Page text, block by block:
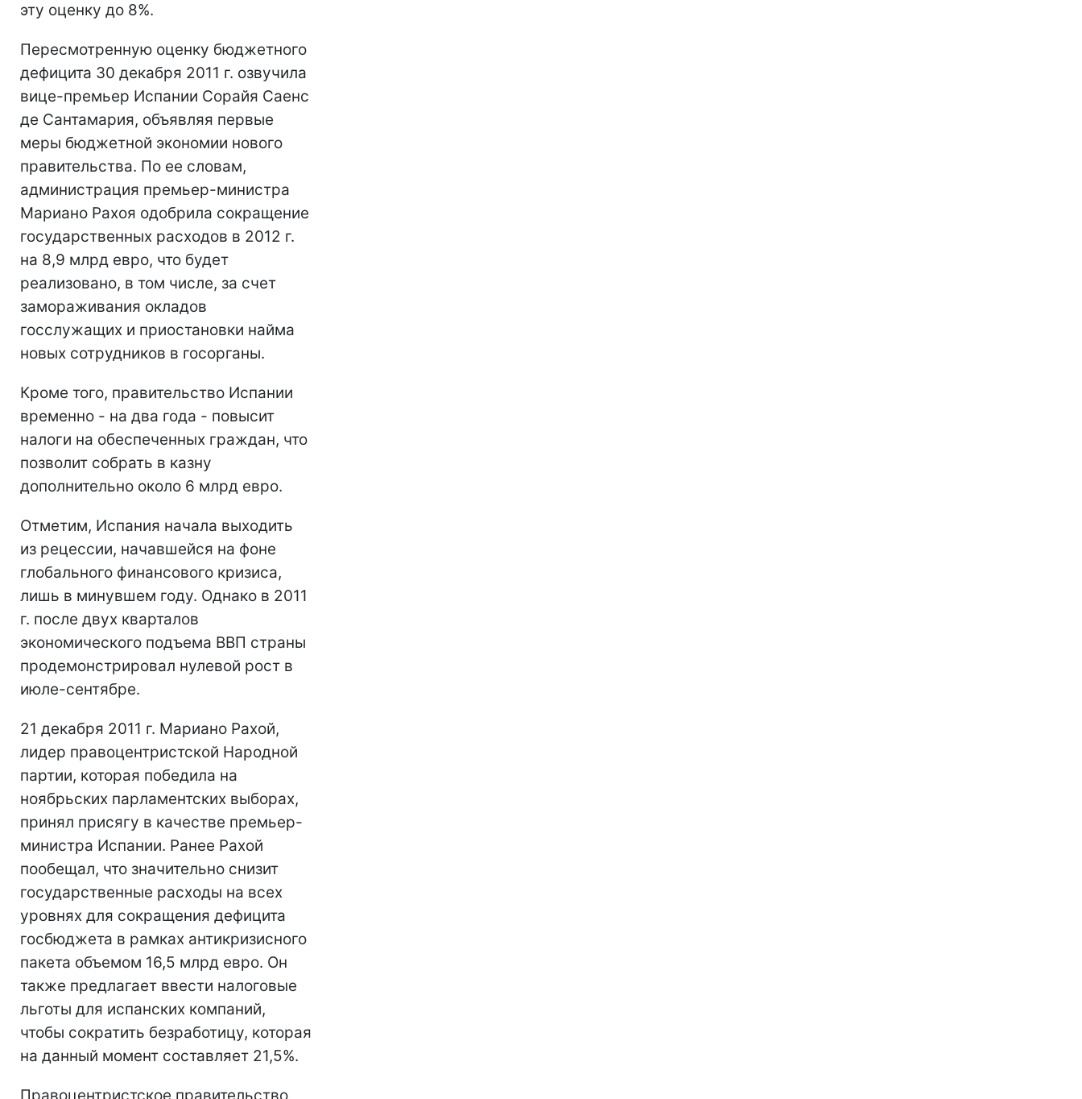
эту оценку до 8%.
Пересмотренную оценку бюджетного
дефицита 30 декабря 2011 г. озвучила
вице-премьер Испании Сорайя Саенс
де Сантамария, объявляя первые
меры бюджетной экономии нового
правительства. По ее словам,
администрация премьер-министра
Мариано Рахоя одобрила сокращение
государственных расходов в 2012 г.
на 8,9 млрд евро, что будет
реализовано, в том числе, за счет
замораживания окладов
госслужащих и приостановки найма
новых сотрудников в госорганы.
Кроме того, правительство Испании
временно - на два года - повысит
налоги на обеспеченных граждан, что
позволит собрать в казну
дополнительно около 6 млрд евро.
Отметим, Испания начала выходить
из рецессии, начавшейся на фоне
глобального финансового кризиса,
лишь в минувшем году. Однако в 2011
г. после двух кварталов
экономического подъема ВВП страны
продемонстрировал нулевой рост в
июле-сентябре.
21 декабря 2011 г. Мариано Рахой,
лидер правоцентристской Народной
партии, которая победила на
ноябрьских парламентских выборах,
принял присягу в качестве премьер-
министра Испании. Ранее Рахой
пообещал, что значительно снизит
государственные расходы на всех
уровнях для сокращения дефицита
госбюджета в рамках антикризисного
пакета объемом 16,5 млрд евро. Он
также предлагает ввести налоговые
льготы для испанских компаний,
чтобы сократить безработицу, которая
на данный момент составляет 21,5%.